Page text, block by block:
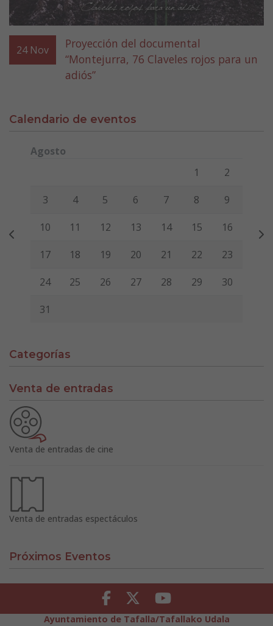
24 Nov
Proyección del documental
“Montejurra, 76 Claveles rojos para un
adiós”
Calendario de eventos
Agosto
Viernes Sábado
1 2
3 4 5 6 7 8 9
10 11 12 13 14 15 16
17 18 19 20 21 22 23
24 25 26 27 28 29 30
31
Categorías
Venta de entradas
Venta de entradas de cine
Venta de entradas espectáculos
Próximos Eventos
Facebook Twitter Youtube
Ayuntamiento de Tafalla/Tafallako Udala